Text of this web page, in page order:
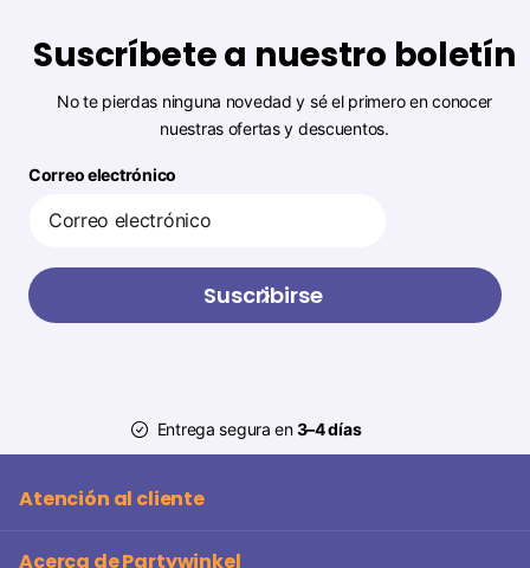
Suscríbete a nuestro boletín
No te pierdas ninguna novedad y sé el primero en conocer
nuestras ofertas y descuentos.
Correo electrónico
Suscribirse
Entrega segura en3–4 días
Atención al cliente
Acerca de Partywinkel